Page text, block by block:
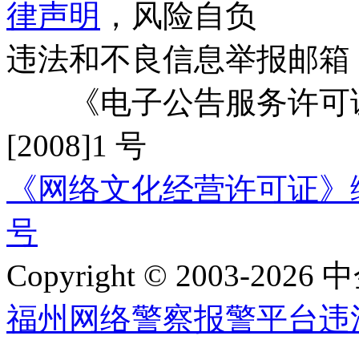
律声明 ，风险自负
违法和不良信息举报邮箱
《电子公告服务许可
[2008]1 号
《网络文化经营许可证
号
Copyright © 2003-2026
福州网络警察报警平台违